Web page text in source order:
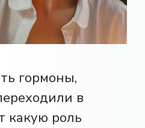
гормоны,
в
какую роль